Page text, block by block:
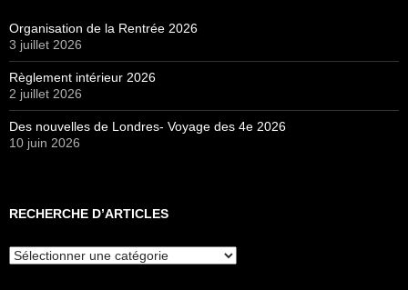
Organisation de la Rentrée 2026
3 juillet 2026
Règlement intérieur 2026
2 juillet 2026
Des nouvelles de Londres- Voyage des 4e 2026
10 juin 2026
RECHERCHE D’ARTICLES
Recherche